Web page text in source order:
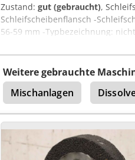
Zustand: gut (gebraucht),
Schleifscheibenflansch -
56-59 mm -Typbezeichnung:
Weitere gebrauchte
Mischanlagen